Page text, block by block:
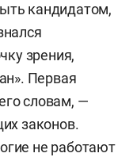
кандидатом,
зрения,
Первая
словам, —
законов.
не работают